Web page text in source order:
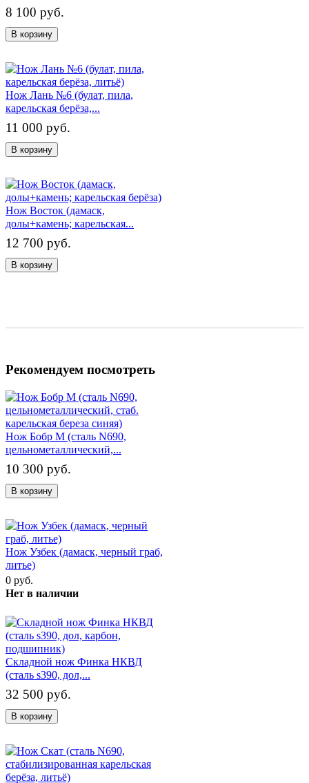
8 100 руб.
В корзину
Нож Лань №6 (булат, пила,
карельская берёза,...
11 000 руб.
В корзину
Нож Восток (дамаск,
долы+камень; карельская...
12 700 руб.
В корзину
Рекомендуем посмотреть
Нож Бобр М (сталь N690,
цельнометаллический,...
10 300 руб.
В корзину
Нож Узбек (дамаск, черный граб,
литье)
0 руб.
Нет в наличии
Складной нож Финка НКВД
(сталь s390, дол,...
32 500 руб.
В корзину